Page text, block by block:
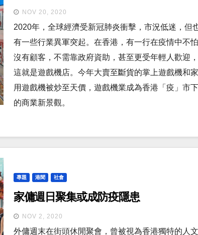
NOV 20, 2020
2020年，全球經濟受新冠肺炎衝擊，市況低迷，但
有一些行業異軍突起。在香港，有一行在疫情中不怕
沒有顧客，不需靠政府資助，甚至更受年輕人歡迎，
這就是遊戲機店。今年大賣至斷貨的掌上遊戲機和家
用遊戲機被炒至天價，遊戲機業成為香港「疫」市下
的商業新景觀。
專題 港聞 社會
家傭週日聚集或成防疫隱患
NOV 2, 2020
外傭週末在街頭休閒聚會，曾被視為香港獨特的人文